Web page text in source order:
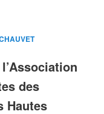
des
Hautes